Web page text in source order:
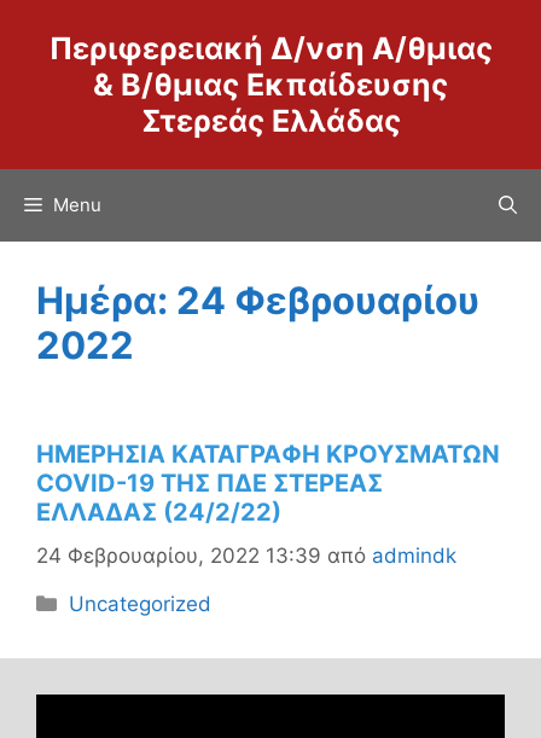
περιεχόμενο
Περιφερειακή Δ/νση Α/θμιας
& Β/θμιας Εκπαίδευσης
Στερεάς Ελλάδας
Menu
Ημέρα: 24 Φεβρουαρίου
2022
ΗΜΕΡΗΣΙΑ ΚΑΤΑΓΡΑΦΗ ΚΡΟΥΣΜΑΤΩΝ
COVID-19 ΤΗΣ ΠΔΕ ΣΤΕΡΕΑΣ
ΕΛΛΑΔΑΣ (24/2/22)
24 Φεβρουαρίου, 2022 13:39 από admindk
Κατηγορίες
Uncategorized